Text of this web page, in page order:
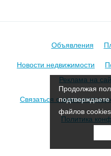
Продолжая
файлов cookies.
Объявления
Новости недвижимости
Реклама на
Связаться с
Политика